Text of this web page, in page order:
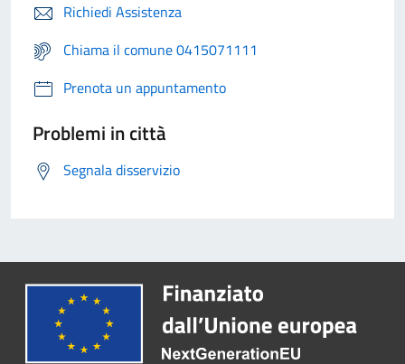
Richiedi Assistenza
Chiama il comune 0415071111
Prenota un appuntamento
Problemi in città
Segnala disservizio